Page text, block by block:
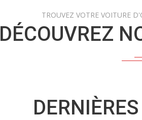
TROUVEZ VOTRE VOITURE
DÉCOUVREZ